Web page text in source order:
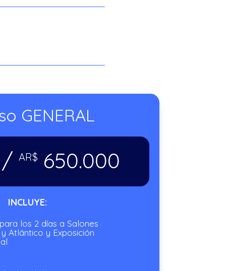
GENERAL
/AR$ 650.000
INCLUYE:
los 2 días a Salones
Atlántico y Exposición